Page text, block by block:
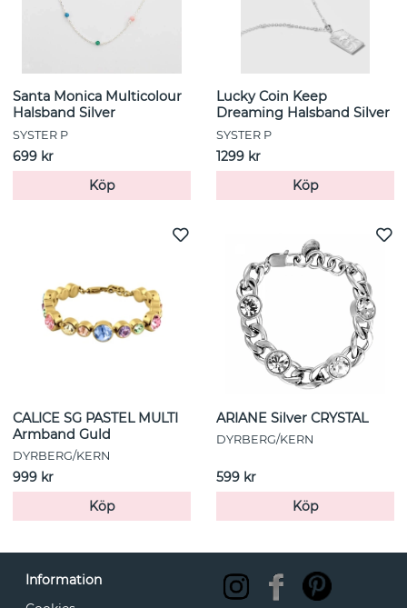
Santa Monica Multicolour
Halsband Silver
SYSTER P
699 kr
Köp
Lucky Coin Keep
Dreaming Halsband Silver
SYSTER P
1299 kr
Köp
CALICE SG PASTEL MULTI
Armband Guld
DYRBERG/KERN
999 kr
Köp
ARIANE Silver CRYSTAL
DYRBERG/KERN
599 kr
Köp
Information